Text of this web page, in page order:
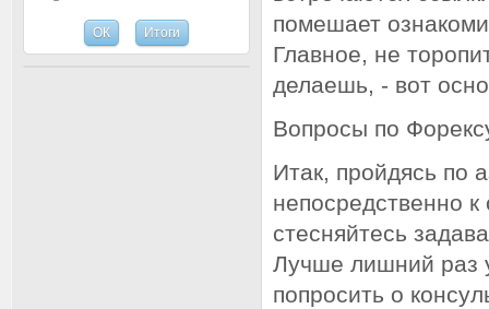
помешает
Главное, не
делаешь, - вот
Вопросы по
Итак, пройдясь по
непосредственно
стесняйтесь
Лучше лишний раз
попросить о